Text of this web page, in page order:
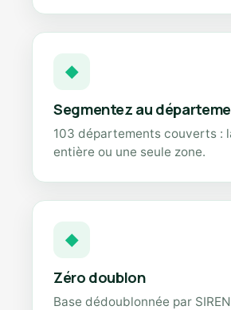
◆
Segmentez au
103 départements couverts :
entière ou une seule zone.
◆
Zéro doublon
Base dédoublonnée par